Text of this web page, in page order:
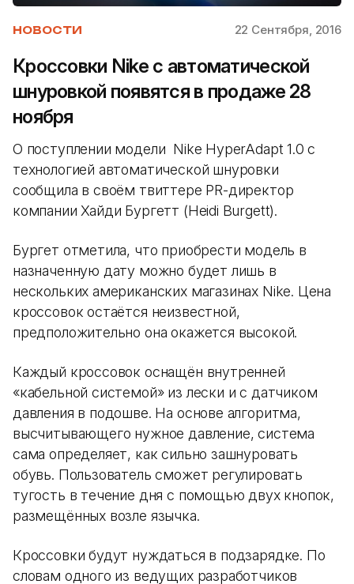
НОВОСТИ 22 Сентября, 2016
Кроссовки Nike с автоматической
шнуровкой появятся в продаже 28
ноября
О поступлении модели Nike HyperAdapt 1.0 c
технологией автоматической шнуровки
сообщила в своём твиттере PR-директор
компании Хайди Бургетт (Heidi Burgett).
Бургет отметила, что приобрести модель в
назначенную дату можно будет лишь в
нескольких американских магазинах Nike. Цена
кроссовок остаётся неизвестной,
предположительно она окажется высокой.
Каждый кроссовок оснащён внутренней
«кабельной системой» из лески и с датчиком
давления в подошве. На основе алгоритма,
высчитывающего нужное давление, система
сама определяет, как сильно зашнуровать
обувь. Пользователь сможет регулировать
тугость в течение дня с помощью двух кнопок,
размещённых возле язычка.
Кроссовки будут нуждаться в подзарядке. По
словам одного из ведущих разработчиков